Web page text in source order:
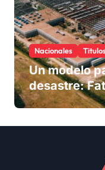
Nacionales
Un modelo
desastre:
cierre